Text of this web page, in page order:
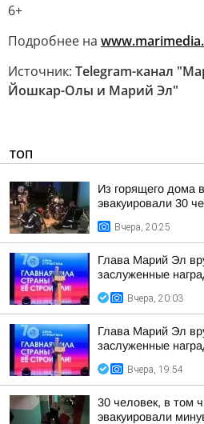
6+
Подробнее на
Источник: Telegram-канал
Йошкар-Олы и Марий Эл"
ТОП
Из горящего дома
эвакуировали 30
Вчера, 20:25
Глава Марий Эл
заслуженные
Вчера, 20:03
Глава Марий Эл
заслуженные
Вчера, 19:54
30 человек, в том
эвакуировали